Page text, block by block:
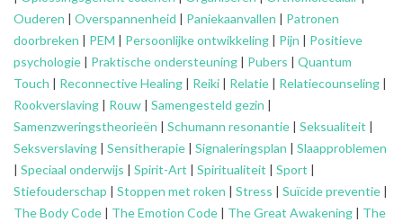
Ouderen | Overspannenheid | Paniekaanvallen | Patronen
doorbreken | PEM | Persoonlijke ontwikkeling | Pijn | Positieve
psychologie | Praktische ondersteuning | Pubers | Quantum
Touch | Reconnective Healing | Reiki | Relatie | Relatiecounseling |
Rookverslaving | Rouw | Samengesteld gezin |
Samenzweringstheorieën | Schumann resonantie | Seksualiteit |
Seksverslaving | Sensitherapie | Signaleringsplan | Slaapproblemen
| Speciaal onderwijs | Spirit-Art | Spiritualiteit | Sport |
Stiefouderschap | Stoppen met roken | Stress | Suïcide preventie |
The Body Code | The Emotion Code | The Great Awakening | The